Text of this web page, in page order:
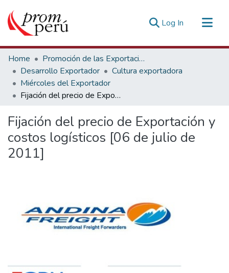
Log In (current)
Communities & Collections
All of DSpace
Statistics
Estadísticas Externas
Home
Promoción de las Exportaciones
Desarrollo Exportador
Cultura exportadora
Miércoles del Exportador
Fijación del precio de Exportación y costos logísticos [06 de julio de 2011]
Fijación del precio de Exportación y
costos logísticos [06 de julio de
2011]